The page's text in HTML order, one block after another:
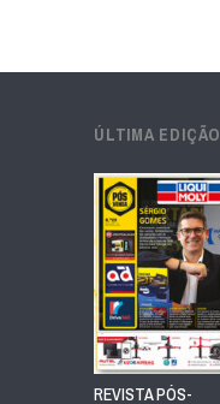
ÚLTIMA EDIÇÃO
REVISTA PÓS-